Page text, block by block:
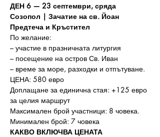
ДЕН 6 — 23 септември, сряда
Созопол | Зачатие на св. Йоан
Предтеча и Кръстител
По желание:
– участие в празничната литургия
– посещение на остров Св. Иван
– време за море, разходки и отпътуване.
ЦЕНА: 580 евро
Доплащане за единична стая: +125 евро
за целия маршрут
Максимален брой участници: 8 човека.
Минимален брой: 7 човека
КАКВО ВКЛЮЧВА ЦЕНАТА